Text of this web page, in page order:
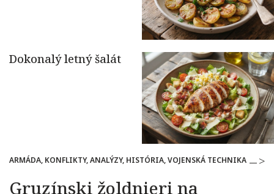
ARMÁDA, KONFLIKTY, ANALÝZY, HISTÓRIA, VOJENSKÁ TECHNIKA